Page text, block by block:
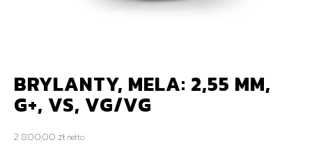
BRYLANTY, MELA: 2,55 MM,
G+, VS, VG/VG
2 800,00 zł netto